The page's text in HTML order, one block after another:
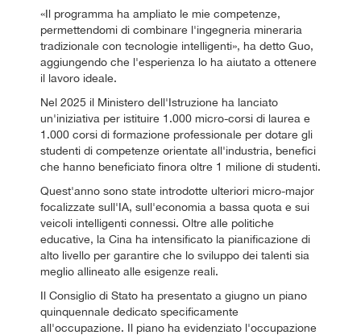
«Il programma ha ampliato le mie competenze,
permettendomi di combinare l'ingegneria mineraria
tradizionale con tecnologie intelligenti», ha detto Guo,
aggiungendo che l'esperienza lo ha aiutato a ottenere
il lavoro ideale.
Nel 2025 il Ministero dell'Istruzione ha lanciato
un'iniziativa per istituire 1.000 micro-corsi di laurea e
1.000 corsi di formazione professionale per dotare gli
studenti di competenze orientate all'industria, benefici
che hanno beneficiato finora oltre 1 milione di studenti.
Quest'anno sono state introdotte ulteriori micro-major
focalizzate sull'IA, sull'economia a bassa quota e sui
veicoli intelligenti connessi. Oltre alle politiche
educative, la Cina ha intensificato la pianificazione di
alto livello per garantire che lo sviluppo dei talenti sia
meglio allineato alle esigenze reali.
Il Consiglio di Stato ha presentato a giugno un piano
quinquennale dedicato specificamente
all'occupazione. Il piano ha evidenziato l'occupazione